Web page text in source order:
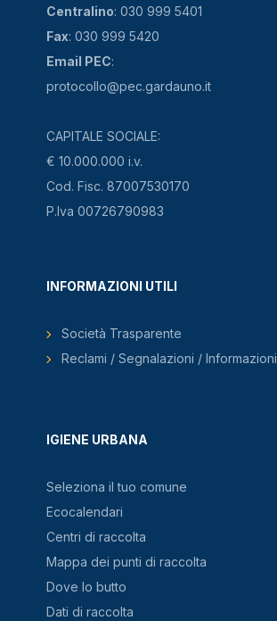
Centralino: 030 999 5401
Fax: 030 999 5420
Email PEC:
protocollo@pec.gardauno.it
CAPITALE SOCIALE:
€ 10.000.000 i.v.
Cod. Fisc. 87007530170
P.Iva 00726790983
IGIENE URBANA
Seleziona il tuo comune
Ecocalendari
Centri di raccolta
Mappa dei punti di raccolta
Dove lo butto
Dati di raccolta
INFORMAZIONI UTILI
Società Trasparente
Reclami / Segnalazioni / Informazioni